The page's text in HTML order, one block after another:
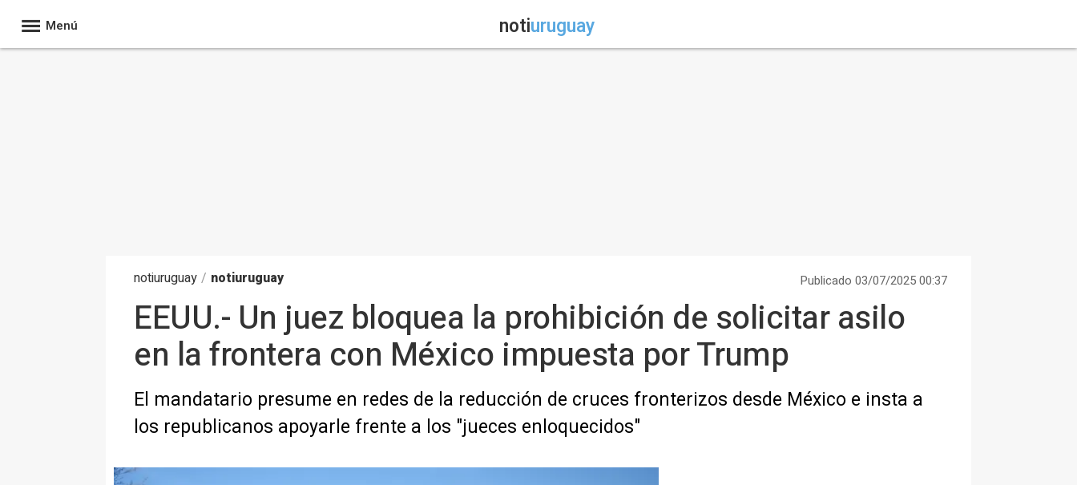
Menú notiuruguay
notiuruguay / notiuruguay Publicado 03/07/2025 00:37
EEUU.- Un juez bloquea la prohibición de solicitar asilo
en la frontera con México impuesta por Trump
El mandatario presume en redes de la reducción de cruces fronterizos desde México e insta a
los republicanos apoyarle frente a los "jueces enloquecidos"